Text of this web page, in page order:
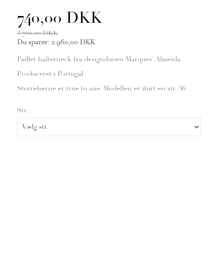
740,00 DKK
3.700,00 DKK
Du sparer: 2.960,00 DKK
Paillet halterneck fra designduoen Marques' Almeida
Produceret i Portugal
Størrelserne er true to size. Modellen er iført en str. 36
Str.: